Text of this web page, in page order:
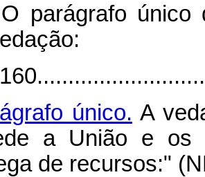
parágrafo
único. A
a União e os
de recursos:"